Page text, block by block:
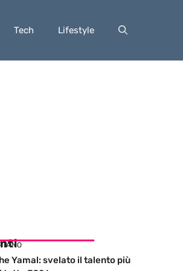
Tech Lifestyle
Yamal: svelato il talento più